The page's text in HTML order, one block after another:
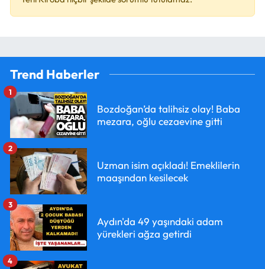
Trend Haberler
Bozdoğan’da talihsiz olay! Baba
mezara, oğlu cezaevine gitti
1
Uzman isim açıkladı! Emeklilerin
maaşından kesilecek
2
Aydın'da 49 yaşındaki adam
yürekleri ağza getirdi
3
4